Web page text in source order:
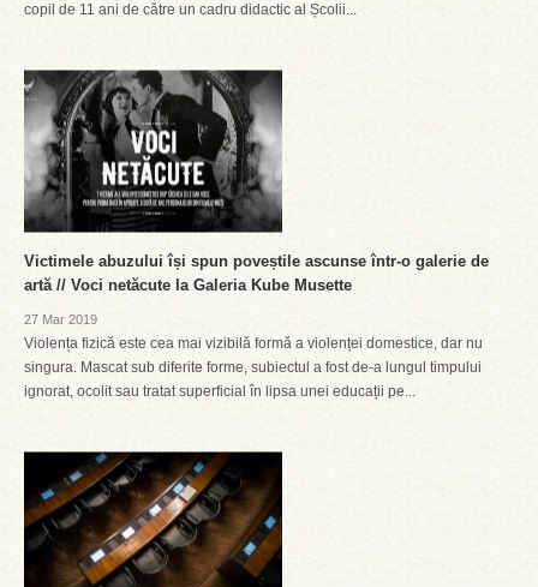
copil de 11 ani de către un cadru didactic al Școlii...
Victimele abuzului își spun poveștile ascunse într-o galerie de
artă // Voci netăcute la Galeria Kube Musette
27 Mar 2019
Violența fizică este cea mai vizibilă formă a violenței domestice, dar nu
singura. Mascat sub diferite forme, subiectul a fost de-a lungul timpului
ignorat, ocolit sau tratat superficial în lipsa unei educații pe...